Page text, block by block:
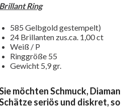
Brillant Ring
585 Gelbgold gestempelt)
24 Brillanten zus.ca. 1,00 ct
Weiß / P
Ringgröße 55
Gewicht 5,9 gr.
möchten Schmuck,
seriös und diskret,